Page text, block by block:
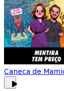
Caneca de